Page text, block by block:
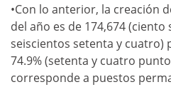
•Con lo anterior, la creación
del año es de 174,674
seiscientos setenta y cuatro)
74.9% (setenta y cuatro
corresponde a puestos